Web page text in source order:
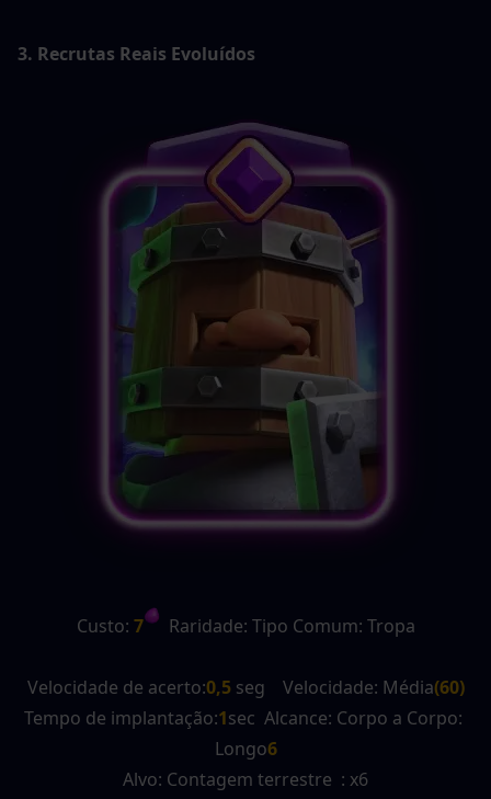
3. Recrutas Reais Evoluídos
Custo: 7 Raridade: Tipo Comum: Tropa
Velocidade de acerto:0,5 seg    Velocidade: Média(60)
Tempo de implantação:1sec  Alcance: Corpo a Corpo:
Longo6
Alvo: Contagem terrestre  : x6